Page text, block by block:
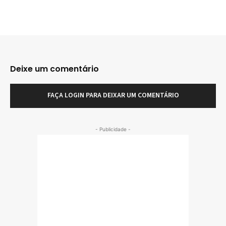
Deixe um comentário
FAÇA LOGIN PARA DEIXAR UM COMENTÁRIO
- Publicidade -